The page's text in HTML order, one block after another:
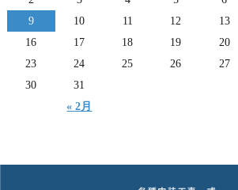
« 2月
9
10 11 12 13
16
17 18 19 20
23
24 25 26 27
30
31